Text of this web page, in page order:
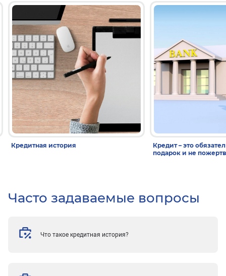
Кредитная история
Кредит – это
подарок и не
Часто задаваемые вопросы
Что такое кредитная история?